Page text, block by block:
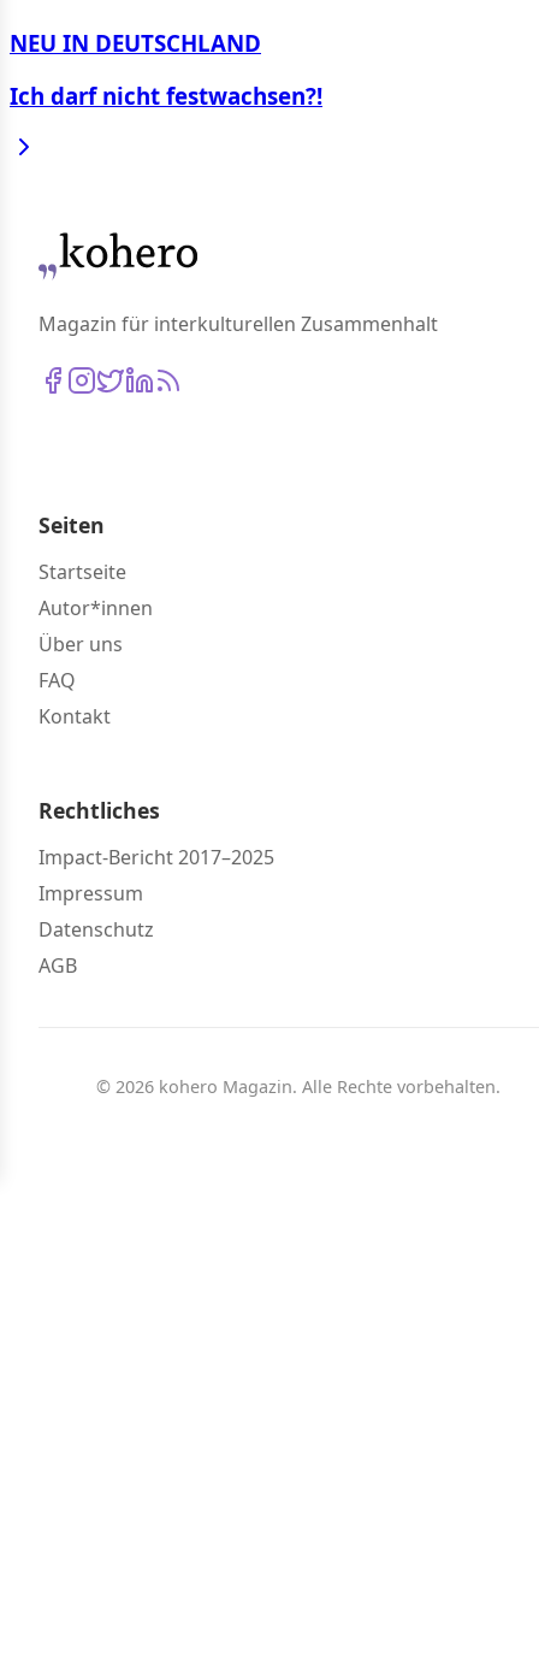
NEU IN DEUTSCHLAND
Ich darf nicht festwachsen?!
Magazin für interkulturellen Zusammenhalt
Seiten
Startseite
Autor*innen
Über uns
FAQ
Kontakt
Rechtliches
Impact-Bericht 2017–2025
Impressum
Datenschutz
AGB
© 2026 kohero Magazin. Alle Rechte vorbehalten.